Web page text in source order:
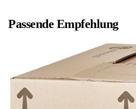
Passende Empfehlung